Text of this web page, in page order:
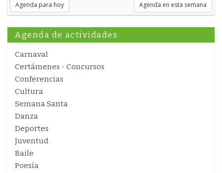
Agenda para hoy Agenda en esta semana
Agenda de actividades
Carnaval
Certámenes - Concursos
Conferencias
Cultura
Semana Santa
Danza
Deportes
Juventud
Baile
Poesía